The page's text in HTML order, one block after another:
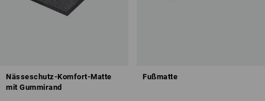
Nässeschutz-Komfort-Matte
mit Gummirand
Fußmatte